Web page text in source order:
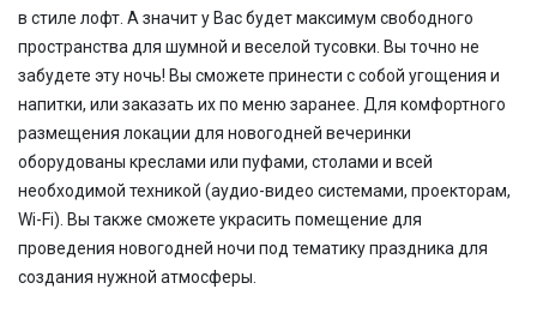
в стиле лофт. А значит у Вас будет максимум свободного
пространства для шумной и веселой тусовки. Вы точно не
забудете эту ночь! Вы сможете принести с собой угощения и
напитки, или заказать их по меню заранее. Для комфортного
размещения локации для новогодней вечеринки
оборудованы креслами или пуфами, столами и всей
необходимой техникой (аудио-видео системами, проекторам,
Wi-Fi). Вы также сможете украсить помещение для
проведения новогодней ночи под тематику праздника для
создания нужной атмосферы.